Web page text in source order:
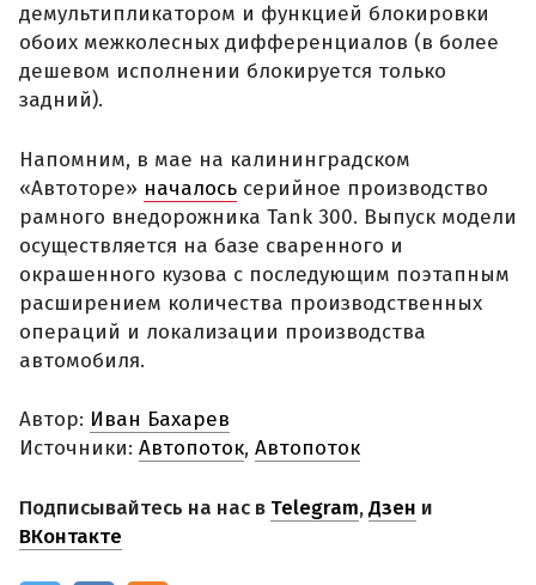
демультипликатором и функцией блокировки
обоих межколесных дифференциалов (в более
дешевом исполнении блокируется только
задний).
Напомним, в мае на калининградском
«Автоторе» началось серийное производство
рамного внедорожника Tank 300. Выпуск модели
осуществляется на базе сваренного и
окрашенного кузова с последующим поэтапным
расширением количества производственных
операций и локализации производства
автомобиля.
Автор: Иван Бахарев
Источники: Автопоток, Автопоток
Подписывайтесь на нас в Telegram,Дзен и
ВКонтакте